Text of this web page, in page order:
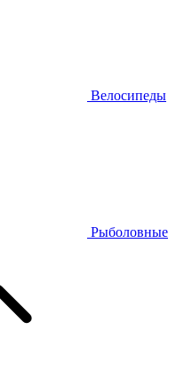
Велосипеды
Рыболовные